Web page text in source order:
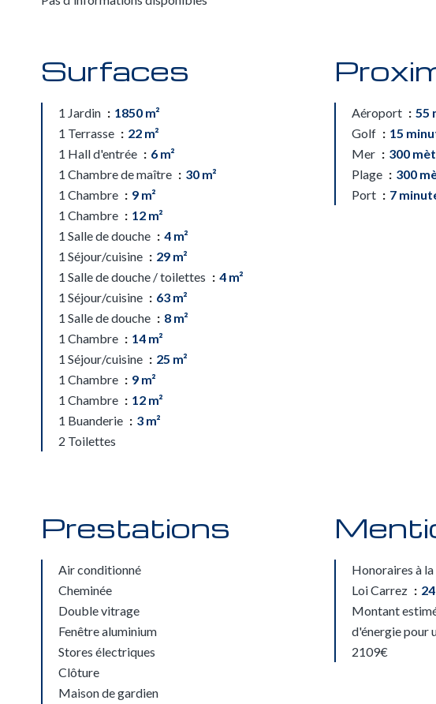
Surfaces
1 Jardin
1850 m²
1 Terrasse
22 m²
1 Hall d'entrée
6 m²
1 Chambre de maître
30 m²
1 Chambre
9 m²
1 Chambre
12 m²
1 Salle de douche
4 m²
1 Séjour/cuisine
29 m²
1 Salle de douche / toilettes
4 m²
1 Séjour/cuisine
63 m²
1 Salle de douche
8 m²
1 Chambre
14 m²
1 Séjour/cuisine
25 m²
1 Chambre
9 m²
1 Chambre
12 m²
1 Buanderie
3 m²
2 Toilettes
Aéroport
55
Golf
15
Mer
300
Plage
300
Port
7
Prestations
Air conditionné
Cheminée
Double vitrage
Fenêtre aluminium
Stores électriques
Clôture
Maison de gardien
Honoraires à
Loi Carrez
Montant
d'énergie pour
2109€